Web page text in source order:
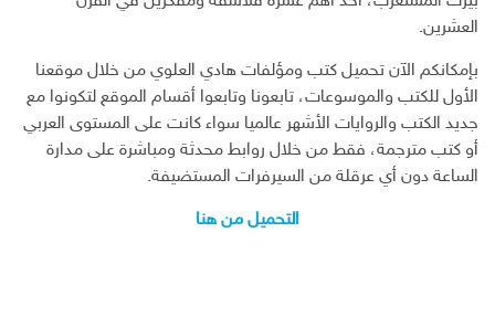
العشرين.
بإمكانكم الآن تحميل كتب ومؤلفات هادي العلوي من خلال موقعنا
الأول للكتب والموسوعات، تابعونا وتابعوا أقسام الموقع لتكونوا مع
جديد الكتب والروايات الأشهر عالميا سواء كانت على المستوى العربي
أو كتب مترجمة، فقط من خلال روابط محدثة ومباشرة على مدارة
الساعة دون أي عرقلة من السيرفرات المستضيفة.
التحميل من هنا